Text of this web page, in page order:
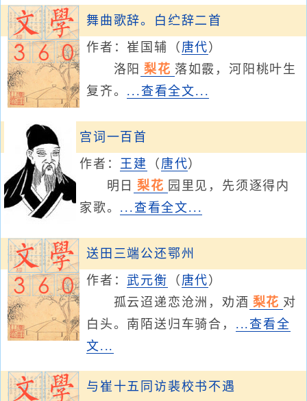
舞曲歌辞。白纻辞二首
作者：崔国辅 （ 唐代 ）
洛阳 梨花 落如霰，河阳桃叶生
复齐。 ...查看全文...
宫词一百首
作者： 王建 （ 唐代）
明日 梨花 园里见，先须逐得内
家歌。 ...查看全文...
送田三端公还鄂州
作者： 武元衡 （ 唐代 ）
孤云迢递恋沧洲，劝酒 梨花 对
白头。南陌送归车骑合， ...查看全
文...
与崔十五同访裴校书不遇